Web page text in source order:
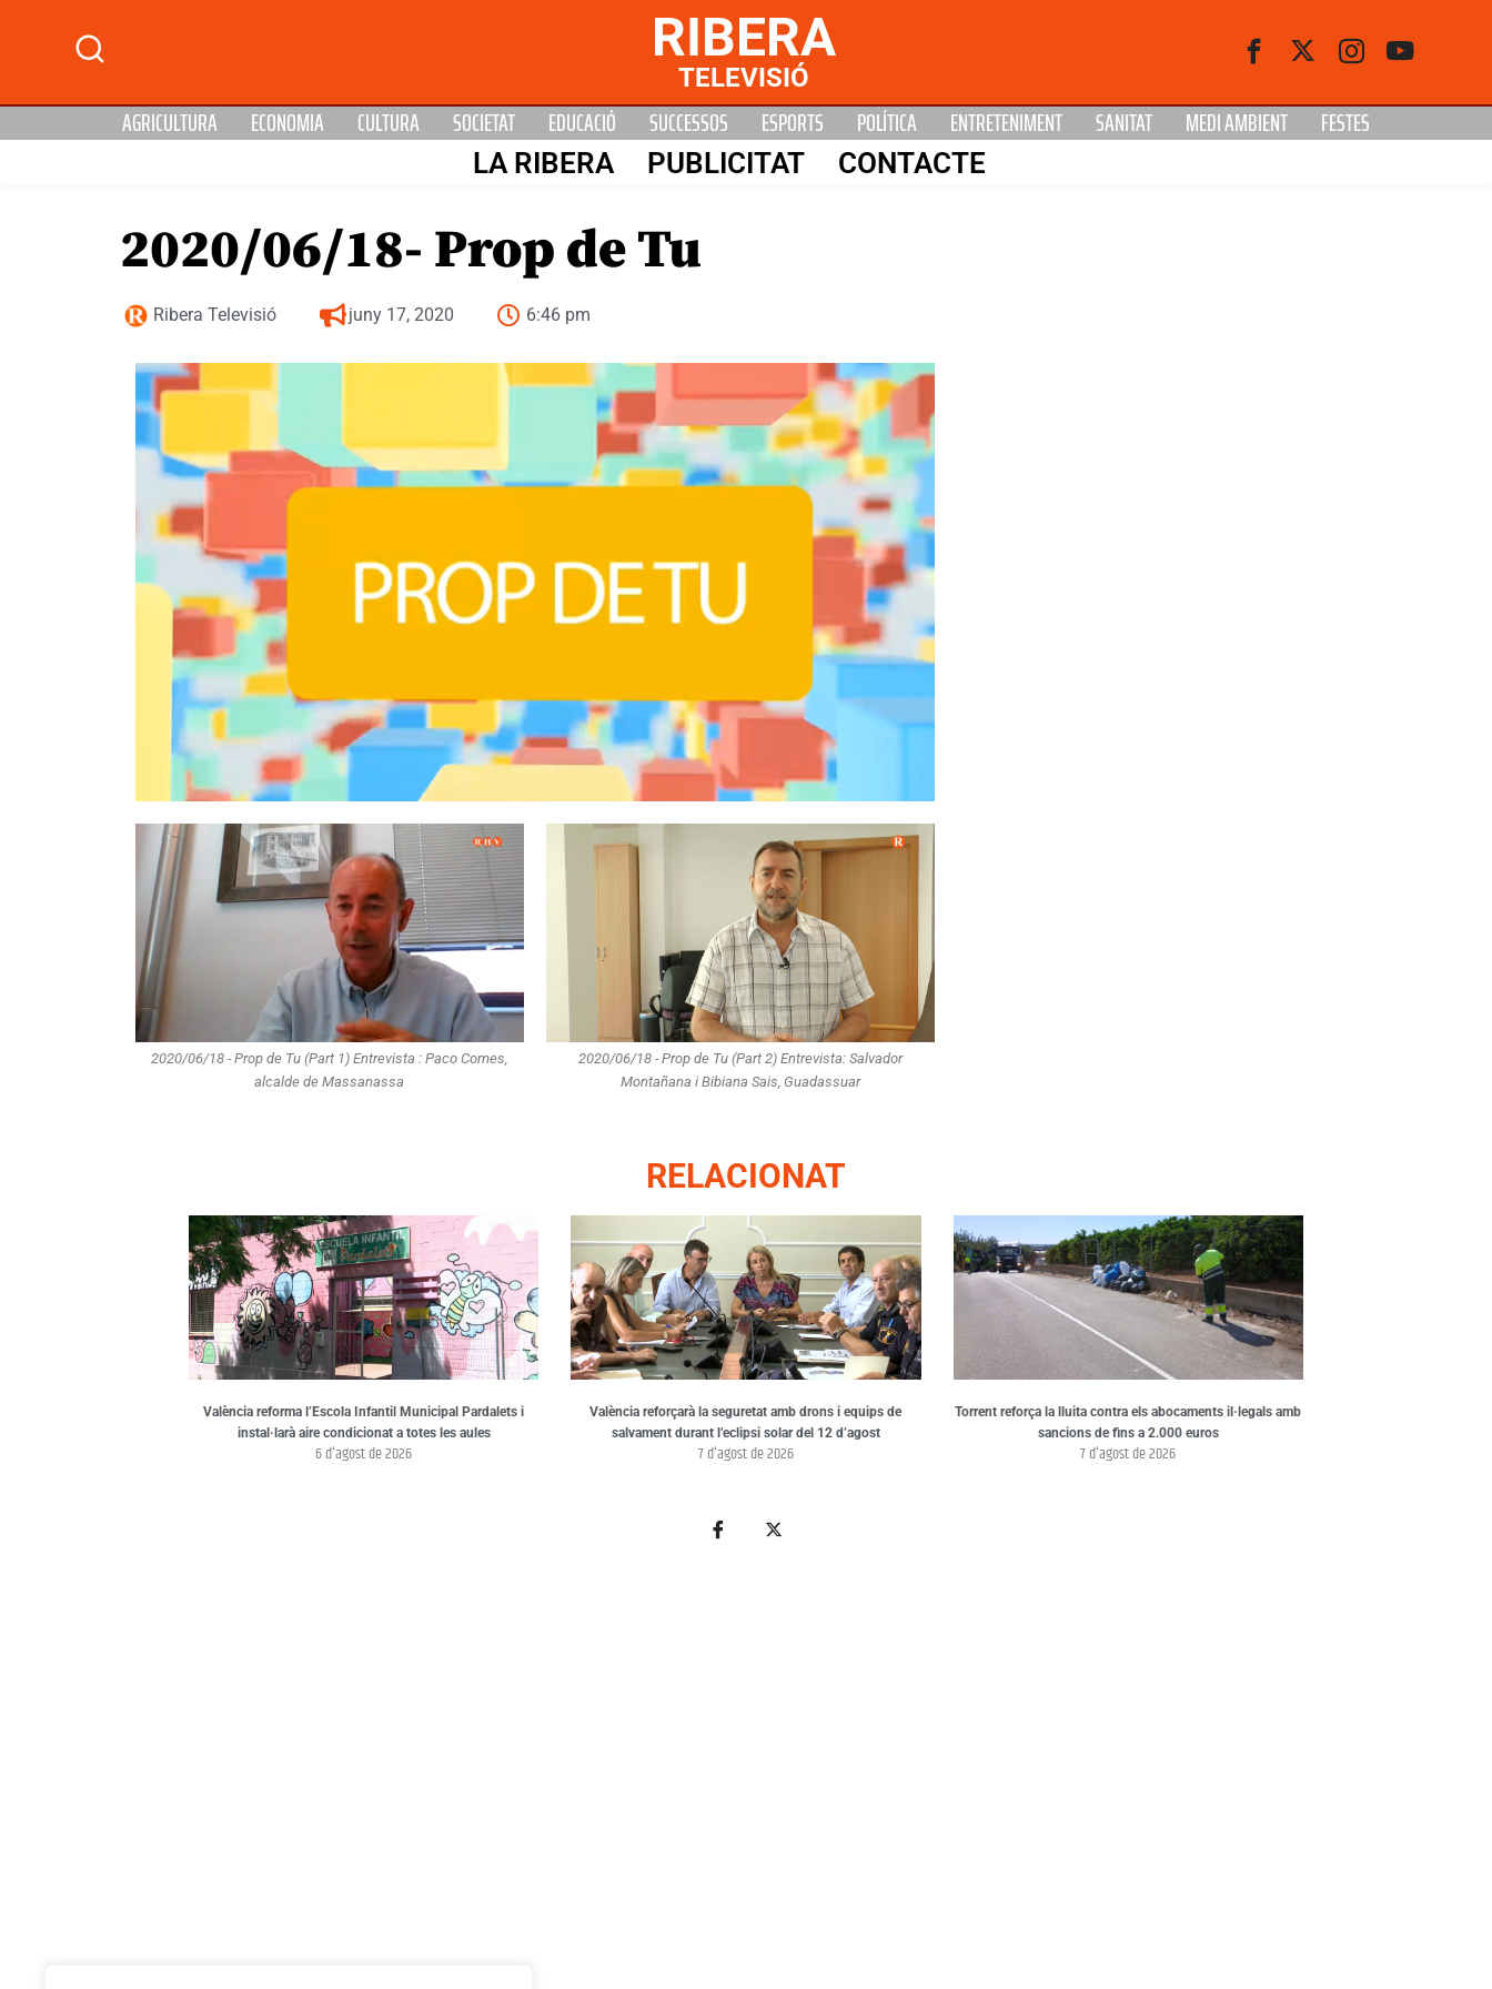
RIBERA
TELEVISIÓ
AGRICULTURA ECONOMIA CULTURA SOCIETAT EDUCACIÓ SUCCESSOS ESPORTS POLÍTICA ENTRETENIMENT SANITAT MEDI AMBIENT FESTES
LA RIBERA PUBLICITAT CONTACTE
2020/06/18- Prop de Tu
Ribera Televisió juny 17, 2020 6:46 pm
2020/06/18 - Prop de Tu (Part 1) Entrevista : Paco Comes,
alcalde de Massanassa
2020/06/18 - Prop de Tu (Part 2) Entrevista: Salvador
Montañana i Bibiana Sais, Guadassuar
RELACIONAT
València reforma l’Escola Infantil Municipal Pardalets i
instal·larà aire condicionat a totes les aules
6 d'agost de 2026
València reforçarà la seguretat amb drons i equips de
salvament durant l’eclipsi solar del 12 d’agost
7 d'agost de 2026
Torrent reforça la lluita contra els abocaments il·legals amb
sancions de fins a 2.000 euros
7 d'agost de 2026